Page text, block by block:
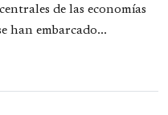
de las economías
han embarcado...